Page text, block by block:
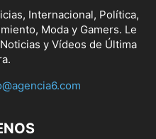
Internacional, Política,
Moda y Gamers. Le
y Vídeos de Última